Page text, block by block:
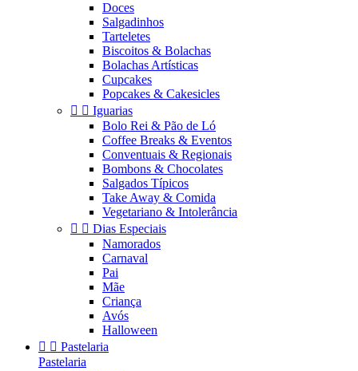
Doces
Salgadinhos
Tarteletes
Biscoitos & Bolachas
Bolachas Artísticas
Cupcakes
Popcakes & Cakesicles
  Iguarias
Bolo Rei & Pão de Ló
Coffee Breaks & Eventos
Conventuais & Regionais
Bombons & Chocolates
Salgados Típicos
Take Away & Comida
Vegetariano & Intolerância
  Dias Especiais
Namorados
Carnaval
Pai
Mãe
Criança
Avós
Halloween
  Pastelaria
Pastelaria